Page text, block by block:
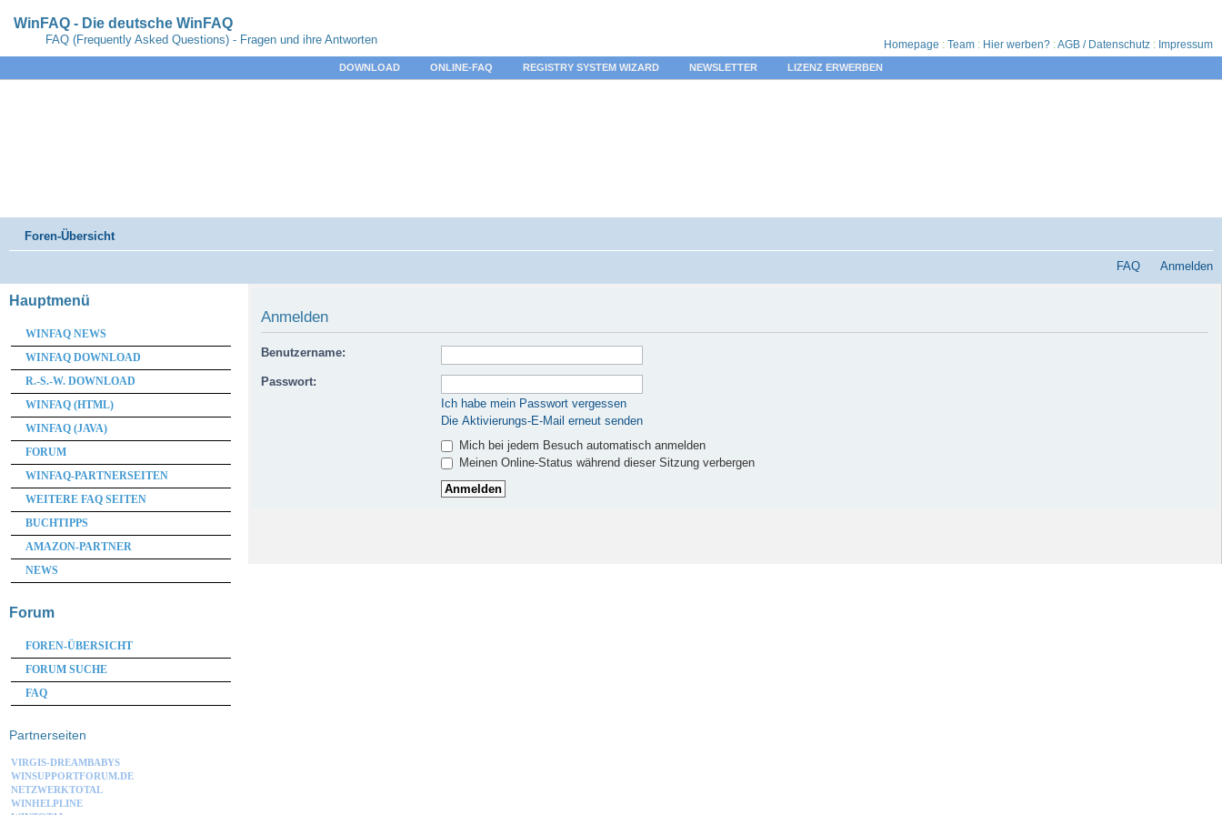
WinFAQ - Die deutsche WinFAQ
FAQ (Frequently Asked Questions) - Fragen und ihre Antworten Homepage : Team : Hier werben? :AGB / Datenschutz : Impressum
DOWNLOAD ONLINE-FAQ REGISTRY SYSTEM WIZARD NEWSLETTER LIZENZ ERWERBEN
Foren-Übersicht
FAQ Anmelden
Anmelden
Benutzername:
Passwort:
Ich habe mein Passwort vergessen
Die Aktivierungs-E-Mail erneut senden
Mich bei jedem Besuch automatisch anmelden
Meinen Online-Status während dieser Sitzung verbergen
Hauptmenü
WINFAQ NEWS
WINFAQ DOWNLOAD
R.-S.-W. DOWNLOAD
WINFAQ (HTML)
WINFAQ (JAVA)
FORUM
WINFAQ-PARTNERSEITEN
WEITERE FAQ SEITEN
BUCHTIPPS
AMAZON-PARTNER
NEWS
Forum
FOREN-ÜBERSICHT
FORUM SUCHE
FAQ
Partnerseiten
VIRGIS-DREAMBABYS
WINSUPPORTFORUM.DE
NETZWERKTOTAL
WINHELPLINE